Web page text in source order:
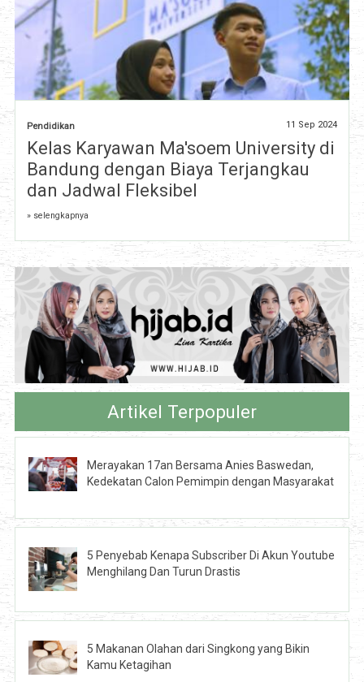
Pendidikan 11 Sep 2024
Kelas Karyawan Ma'soem University di
Bandung dengan Biaya Terjangkau
dan Jadwal Fleksibel
» selengkapnya
Artikel Terpopuler
Merayakan 17an Bersama Anies Baswedan,
Kedekatan Calon Pemimpin dengan Masyarakat
5 Penyebab Kenapa Subscriber Di Akun Youtube
Menghilang Dan Turun Drastis
5 Makanan Olahan dari Singkong yang Bikin
Kamu Ketagihan